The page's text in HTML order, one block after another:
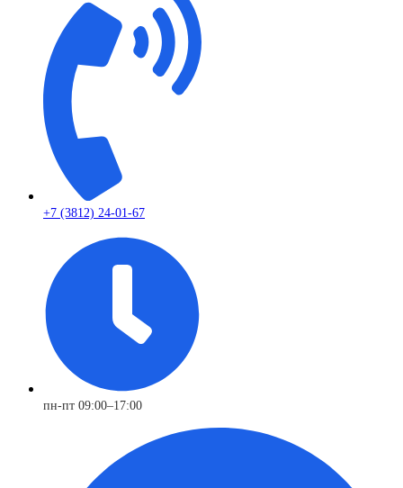
+7 (3812) 24-01-67
пн-пт 09:00–17:00